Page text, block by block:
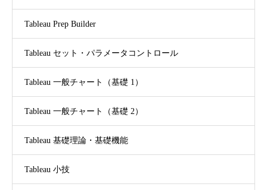
Tableau Prep Builder
Tableau セット・パラメータコントロール
Tableau 一般チャート（基礎 1）
Tableau 一般チャート（基礎 2）
Tableau 基礎理論・基礎機能
Tableau 小技